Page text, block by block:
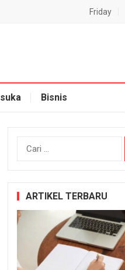
Friday
Bisnis
Cari
ARTIKEL TERBARU